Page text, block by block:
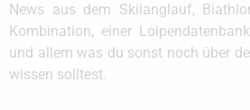
News aus dem Skilanglauf,
Kombination, einer
und allem was du sonst noch über
wissen solltest.